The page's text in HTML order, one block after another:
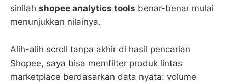
sinilah shopee analytics tools benar-benar mulai
menunjukkan nilainya.
Alih-alih scroll tanpa akhir di hasil pencarian
Shopee, saya bisa memfilter produk lintas
marketplace berdasarkan data nyata: volume